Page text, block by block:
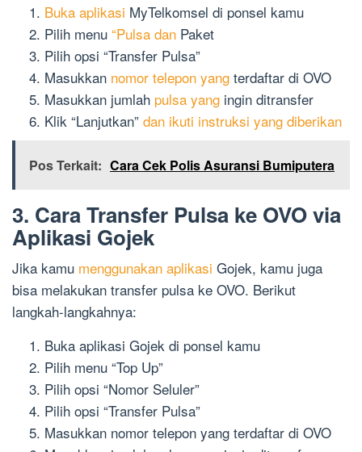
Buka aplikasi MyTelkomsel di ponsel kamu
Pilih menu “Pulsa dan Paket
Pilih opsi “Transfer Pulsa”
Masukkan nomor telepon yang terdaftar di OVO
Masukkan jumlah pulsa yang ingin ditransfer
Klik “Lanjutkan” dan ikuti instruksi yang diberikan
Pos Terkait: Cara Cek Polis Asuransi Bumiputera
3. Cara Transfer Pulsa ke OVO via
Aplikasi Gojek
Jika kamu menggunakan aplikasi Gojek, kamu juga
bisa melakukan transfer pulsa ke OVO. Berikut
langkah-langkahnya:
Buka aplikasi Gojek di ponsel kamu
Pilih menu “Top Up”
Pilih opsi “Nomor Seluler”
Pilih opsi “Transfer Pulsa”
Masukkan nomor telepon yang terdaftar di OVO